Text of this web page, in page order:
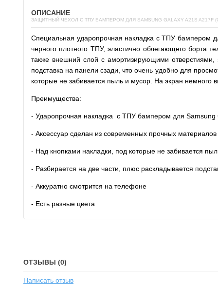
ОПИСАНИЕ
ЗАЩИТНЫЙ ЧЕХОЛ С ТПУ БАМПЕРОМ ДЛЯ SAMSUNG GALAXY A21S A217F
Специальная ударопрочная накладка с ТПУ бампером
черного плотного ТПУ, эластично облегающего борта
также внешний слой с амортизирующими
подставка на панели сзади, что очень удобно для
которые не забивается пыль и мусор. На экран немного
Преимущества:
- Ударопрочная накладка с ТПУ бампером для
- Аксессуар сделан из современных прочных
- Над кнопками накладки, под которые не забивается
- Разбирается на две части, плюс раскладывается
- Аккуратно смотрится на телефоне
- Есть разные цвета
ОТЗЫВЫ (0)
Написать отзыв